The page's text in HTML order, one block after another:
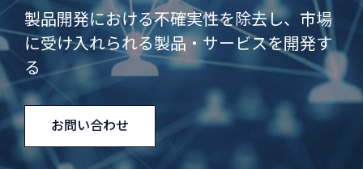
製品開発における不確実性を除去し、市場
に受け入れられる製品・サービスを開発す
る
お問い合わせ